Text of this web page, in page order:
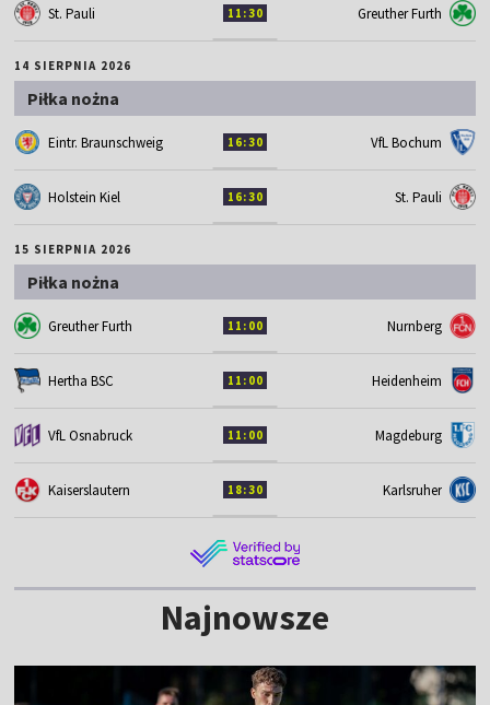
St. Pauli 11:30 Greuther Furth
14 SIERPNIA 2026
Piłka nożna
Eintr. Braunschweig 16:30 VfL Bochum
Holstein Kiel 16:30 St. Pauli
15 SIERPNIA 2026
Piłka nożna
Greuther Furth 11:00 Nurnberg
Hertha BSC 11:00 Heidenheim
VfL Osnabruck 11:00 Magdeburg
Kaiserslautern 18:30 Karlsruher
Najnowsze